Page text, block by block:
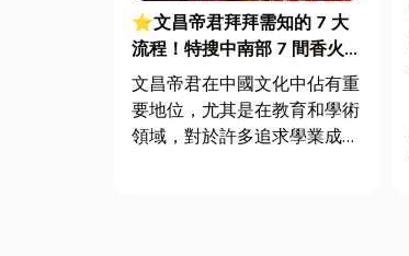
⭐文昌帝君拜拜需知的 7 大
流程！特搜中南部 7 間香火鼎
盛的文昌廟 心誠則靈~祈願考
運滿分
文昌帝君在中國文化中佔有重
要地位，尤其是在教育和學術
領域，對於許多追求學業成就